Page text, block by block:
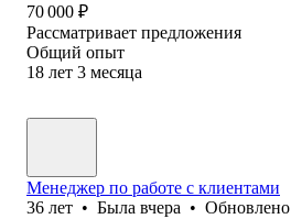
70 000 ₽
Рассматривает предложения
Общий опыт
18 лет 3 месяца
Менеджер по работе с клиентами
36 лет • Была вчера • Обновлено